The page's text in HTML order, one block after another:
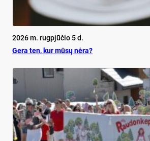
2026 m. rugpjūčio 5 d.
Ge­ra ten, kur mū­sų nė­ra?